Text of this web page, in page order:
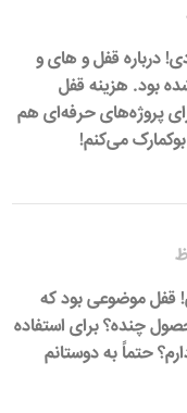
درباره قفل و های و
بود. هزینه قفل
پروژه‌های حرفه‌ای هم
می‌کنم!
قفل موضوعی بود که
چنده؟ برای استفاده
حتماً به دوستانم